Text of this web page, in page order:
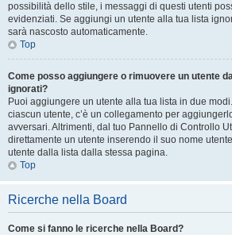
possibilità dello stile, i messaggi di questi utenti
evidenziati. Se aggiungi un utente alla tua lista
sarà nascosto automaticamente.
Top
Come posso aggiungere o rimuovere un utente
ignorati?
Puoi aggiungere un utente alla tua lista in due
ciascun utente, c’è un collegamento per
avversari. Altrimenti, dal tuo Pannello di Controllo
direttamente un utente inserendo il suo nome
utente dalla lista dalla stessa pagina.
Top
Ricerche nella Board
Come si fanno le ricerche nella Board?